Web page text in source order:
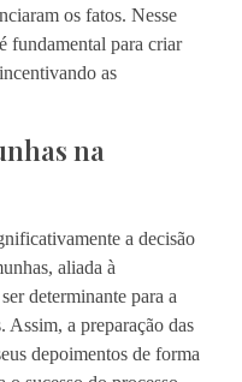
os fatos. Nesse
fundamental para criar
as
na
a decisão
aliada à
determinante para a
Assim, a preparação das
depoimentos de forma